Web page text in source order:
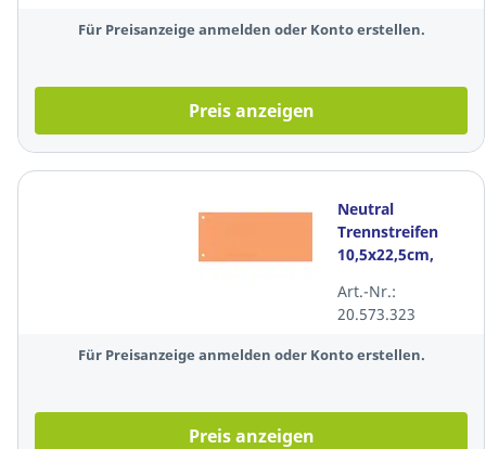
Für Preisanzeige anmelden oder Konto erstellen.
Preis anzeigen
Neutral
Trennstreifen
10,5x22,5cm,
Stück
Art.-Nr.:
20.573.323
Für Preisanzeige anmelden oder Konto erstellen.
Preis anzeigen